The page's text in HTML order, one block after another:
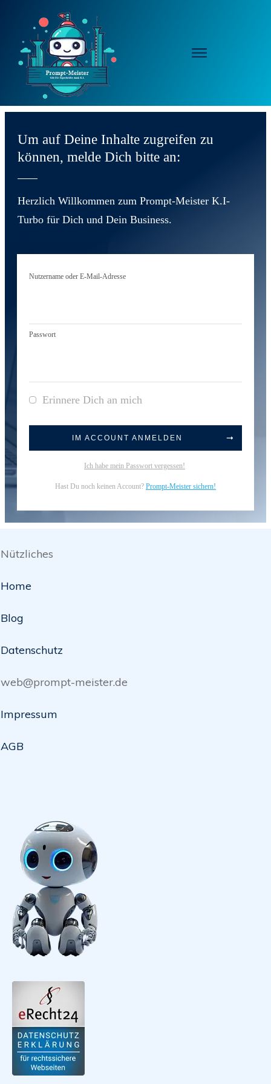
Um auf Deine Inhalte zugreifen zu
können, melde Dich bitte an:
Herzlich Willkommen zum Prompt-Meister K.I-
Turbo für Dich und Dein Business.
Nutzername oder E-Mail-Adresse
Passwort
Erinnere Dich an mich
IM ACCOUNT ANMELDEN
Ich habe mein Passwort vergessen!
Hast Du noch keinen Account? Prompt-Meister sichern!
Nützliches
Home
Blog
Datenschutz
web@prompt-meister.de
Impressum
AGB